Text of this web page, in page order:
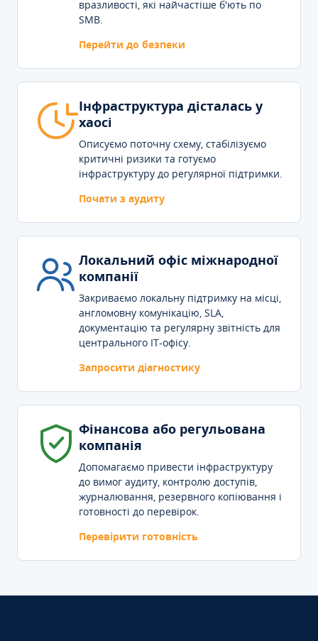
вразливості, які найчастіше б'ють по
SMB.
Перейти до безпеки
Інфраструктура дісталась у
хаосі
Описуємо поточну схему, стабілізуємо
критичні ризики та готуємо
інфраструктуру до регулярної підтримки.
Почати з аудиту
Локальний офіс міжнародної
компанії
Закриваємо локальну підтримку на місці,
англомовну комунікацію, SLA,
документацію та регулярну звітність для
центрального IT-офісу.
Запросити діагностику
Фінансова або регульована
компанія
Допомагаємо привести інфраструктуру
до вимог аудиту, контролю доступів,
журналювання, резервного копіювання і
готовності до перевірок.
Перевірити готовність